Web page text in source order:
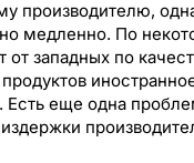
производителю,
медленно. По
от западных по
Есть еще одна